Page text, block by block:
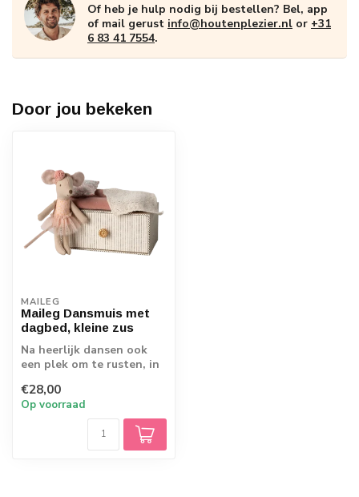
Of heb je hulp nodig bij bestellen? Bel, app
of mail gerust info@houtenplezier.nl or +31
6 83 41 7554.
Door jou bekeken
MAILEG
Maileg Dansmuis met
dagbed, kleine zus
Na heerlijk dansen ook
een plek om te rusten, in
doosje.
€28,00
Op voorraad